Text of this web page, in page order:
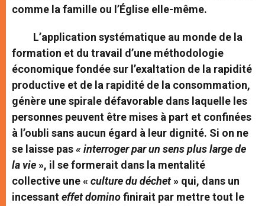
comme la famille ou l’Église elle-même.
L’application systématique au monde de la
formation et du travail d’une méthodologie
économique fondée sur l’exaltation de la rapidité
productive et de la rapidité de la consommation,
génère une spirale défavorable dans laquelle les
personnes peuvent être mises à part et confinées
à l’oubli sans aucun égard à leur dignité. Si on ne
se laisse pas« interroger par un sens plus large de
la vie », il se formerait dans la mentalité
collective une « culture du déchet» qui, dans un
incessanteffet dominofinirait par mettre tout le